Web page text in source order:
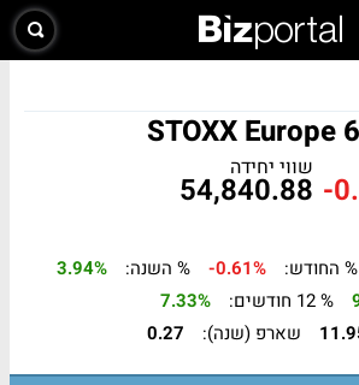
-
שווי יחידה
54,840.88
% החודש: -0.61% % השנה:
3.94%
% 12 חודשים:
7.33%
שארפ (שנה): 0.27